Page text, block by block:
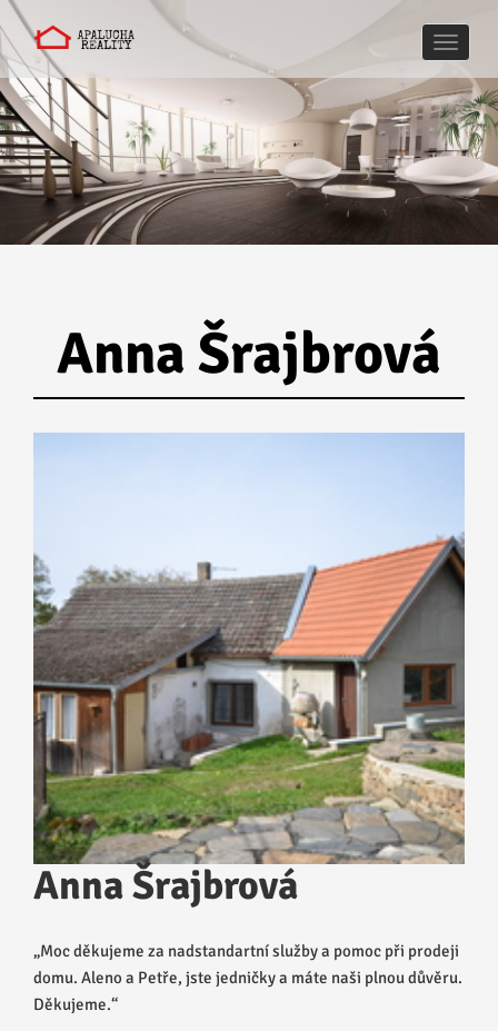
Anna Šrajbrová
Anna Šrajbrová
„​Moc děkujeme za nadstandartní služby a pomoc při prodeji
domu. Aleno a Petře, jste jedničky a máte naši plnou důvěru.
Děkujeme.“